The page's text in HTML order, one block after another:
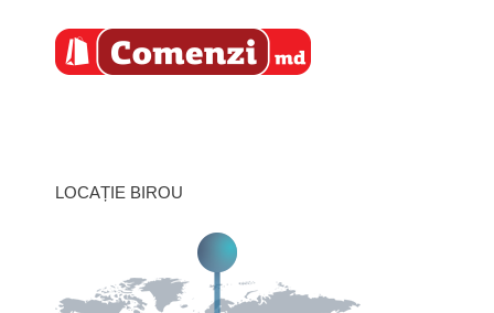
LOCAȚIE BIROU